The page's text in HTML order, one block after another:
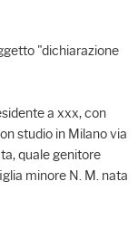
"dichiarazione
a xxx, con
studio in Milano via
quale genitore
minore N. M. nata